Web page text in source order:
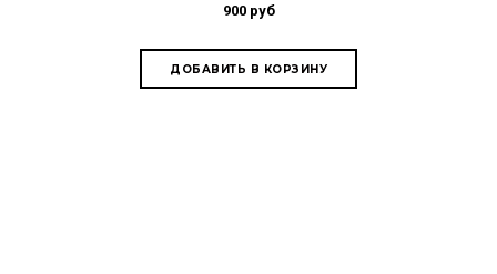
900 руб